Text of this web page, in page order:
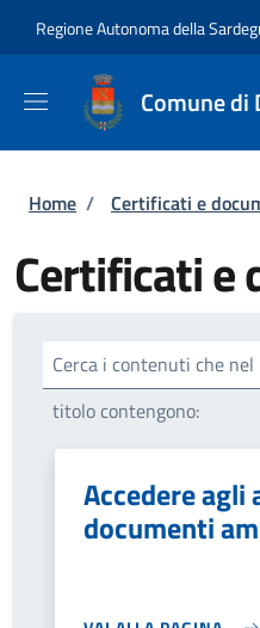
Regione Autonoma della
Comune di
Briciole di
Home / Certificati e
Certificati e
Cerca i contenuti che nel
titolo contengono:
Accedere agli
documenti